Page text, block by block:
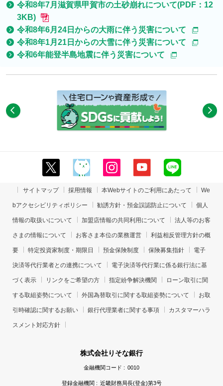
令和8年7月滋賀県甲賀市の土砂崩れについて(PDF：12
3KB)
令和8年6月24日からの大雨に伴う災害について
令和8年1月21日からの大雪に伴う災害について
令和6年能登半島地震に伴う災害について
サイトマップ 採用情報 本Webサイトのご利用にあたって We
bアクセシビリティポリシー 勧誘方針・預金誤認防止について 個人
情報の取扱いについて 加盟店情報の共同利用について 法人等のお客
さまの情報について お客さま本位の業務運営 利益相反管理方針の概
要 特定投資家制度・期限日 預金保険制度 保険募集指針 電子
決済等代行業者との連携について 電子決済等代行業に係る銀行法に基
づく表示 リンクをご希望の方 指定紛争解決機関 ローン取引に関
する取組姿勢について 外国為替取引に関する取組姿勢について お取
引時確認に関するお願い 銀行代理業者に関する事項 カスタマーハラ
スメント対応方針
株式会社りそな銀行
金融機関コード : 0010
登録金融機関 : 近畿財務局長(登金)第3号